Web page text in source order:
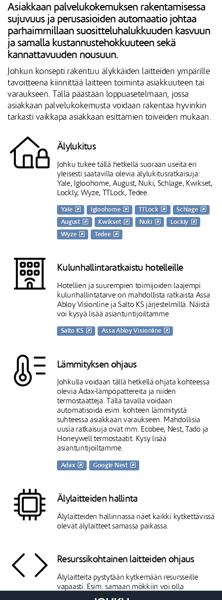
Asiakkaan palvelukokemuksen rakentamisessa
sujuvuus ja perusasioiden automaatio johtaa
parhaimmillaan suositteluhalukkuuden kasvuun
ja samalla kustannustehokkuuteen sekä
kannattavuuden nousuun.
Johkun konsepti rakentuu älykkäiden laitteiden ympärille
tavoitteena kiinnittää laitteen toiminta asiakkuuteen tai
varaukseen. Tällä päästään loppuasetelmaan, jossa
asiakkaan palvelukokemusta voidaan rakentaa hyvinkin
tarkasti vaikkapa asiakkaan esittämien toiveiden mukaan.
Älylukitus
Johku tukee tällä hetkellä suoraan useita eri
yleisesti saatavilla olevia älylukitusratkaisuja:
Yale, Igloohome, August, Nuki, Schlage, Kwikset,
Lockly, Wyze, TTLock, Tedee.
Yale Igloohome TTLock
Schlage
August
Kwikset Nuki
Lockly
Wyze
Tedee
Kulunhallintaratkaistu hotelleille
Hotellien ja suurempien toimijoiden laajempi
kulunhallintatarve on mahdollista ratkaista Assa
Abloy Visionline ja Salto KS järjestelmillä. Näistä
voi kysyä lisää asiantuntijoiltamme.
Salto KS Assa Abloy Visionline
Lämmityksen ohjaus
Johkulla voidaan tällä hetkellä ohjata kohteessa
olevia Adax-lämpöpattereita ja niiden
termostaatteja. Tällä tavalla voidaan
automatisoida esim. kohteen lämmitystä
suhteessa asiakkaan varaukseen. Mahdollisia
uusia ratkaisuja ovat mm. Ecobee, Nest, Tado ja
Honeywell termostaatit. Kysy lisää
asiantuntijoiltamme.
Adax Google Nest
Älylaitteiden hallinta
Älylaitteiden hallinnassa näet kaikki kytkettävissä
olevat älylaitteet samassa paikassa.
Resurssikohtainen laitteiden ohjaus
Älylaitteita pystytään kytkemään resursseille
vapaasti. Esim. samaan mökkiin voi olla
kytkettynä useita lukkoja ja niitä kaikkia